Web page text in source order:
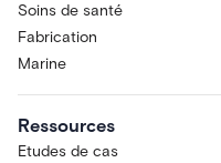
Soins de santé
Fabrication
Marine
Ressources
Etudes de cas